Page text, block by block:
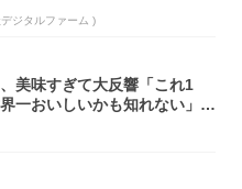
ジタルファーム )
美味すぎて大反響「これ1
一おいしいかも知れない」